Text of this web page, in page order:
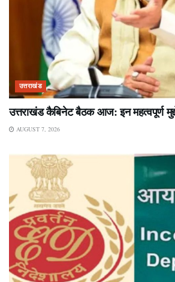
उत्तराखंड
उत्तराखंड कैबिनेट बैठक आज: इन महत्वपूर्ण
AUGUST 7, 2026